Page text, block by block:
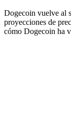
Dogecoin vuelve al
proyecciones de
cómo Dogecoin ha